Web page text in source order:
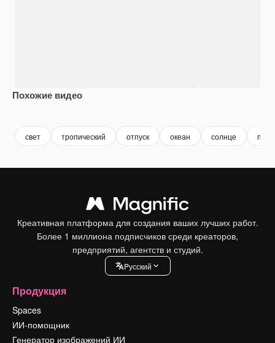
Похожие видео
свет тропический отпуск океан солнце пляж
Креативная платформа для создания ваших лучших работ.
Более 1 миллиона подписчиков среди креаторов,
предприятий, агентств и студий.
Pусский
Продукция
Spaces
ИИ-помощник
Генератор изображений ИИ